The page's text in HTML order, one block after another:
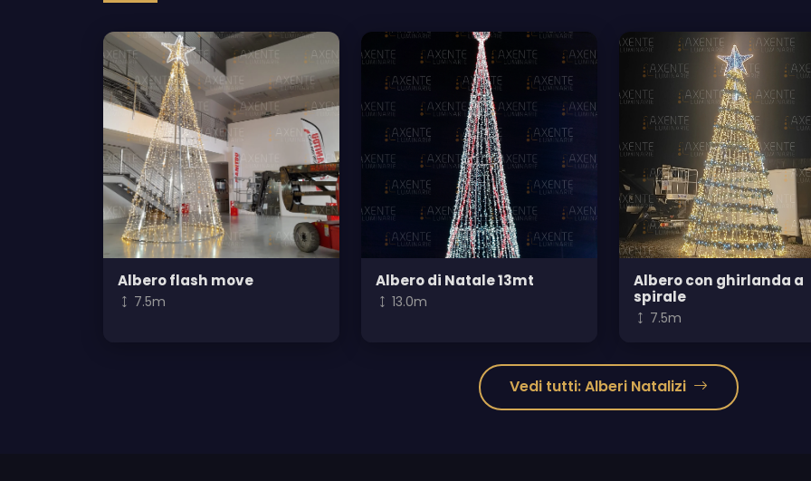
Albero flash move
7.5m
Albero di Natale 13mt
13.0m
Albero con ghirlanda a
spirale
7.5m
Vedi tutti: Alberi Natalizi